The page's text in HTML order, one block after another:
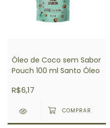
Óleo de Coco sem Sabor
Pouch 100 ml Santo Óleo
R$6,17